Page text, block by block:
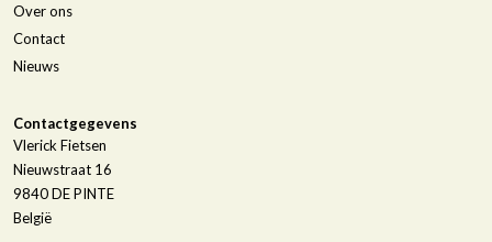
Over ons
Contact
Nieuws
Contactgegevens
Vlerick Fietsen
Nieuwstraat 16
9840DE PINTE
België